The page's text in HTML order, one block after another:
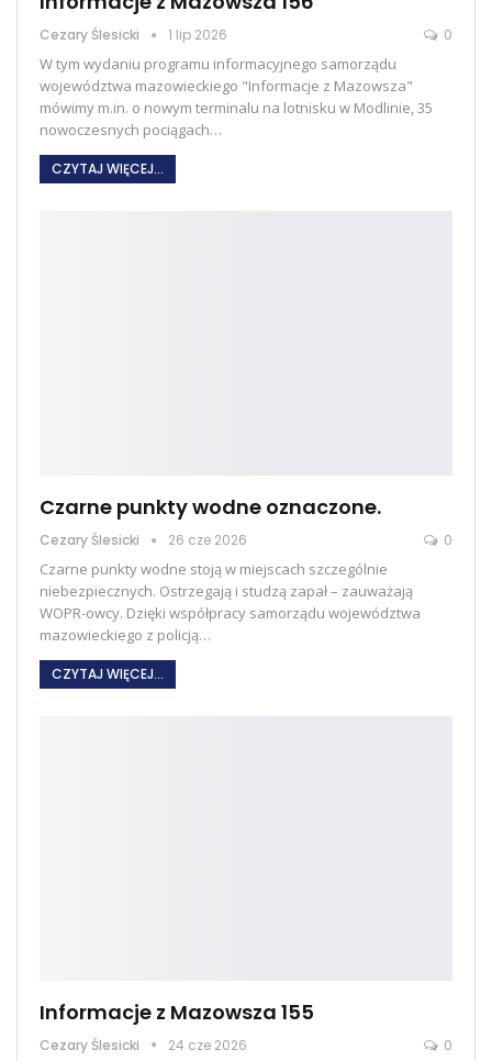
Cezary Ślesicki 1 lip 2026 0
W tym wydaniu programu informacyjnego samorządu
województwa mazowieckiego "Informacje z Mazowsza"
mówimy m.in. o nowym terminalu na lotnisku w Modlinie, 35
nowoczesnych pociągach…
CZYTAJ WIĘCEJ...
Czarne punkty wodne oznaczone.
Cezary Ślesicki 26 cze 2026 0
Czarne punkty wodne stoją w miejscach szczególnie
niebezpiecznych. Ostrzegają i studzą zapał – zauważają
WOPR-owcy. Dzięki współpracy samorządu województwa
mazowieckiego z policją…
CZYTAJ WIĘCEJ...
Informacje z Mazowsza 155
Cezary Ślesicki 24 cze 2026 0